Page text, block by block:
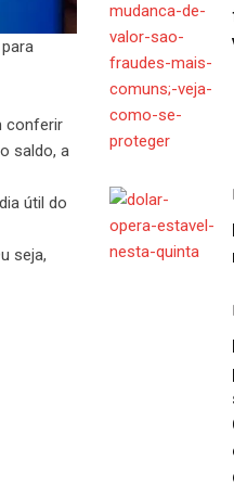
conferir
saldo, a
útil do
seja,